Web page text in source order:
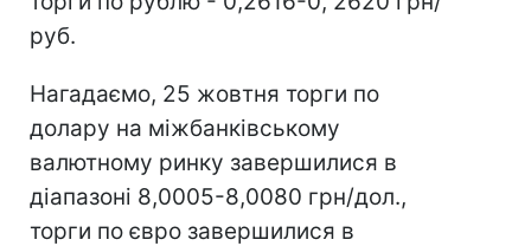
руб.
Нагадаємо, 25 жовтня торги по
долару на міжбанківському
валютному ринку завершилися в
діапазоні 8,0005-8,0080 грн/дол.,
торги по євро завершилися в